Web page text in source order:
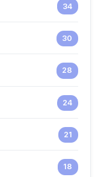
34
30
28
24
21
18